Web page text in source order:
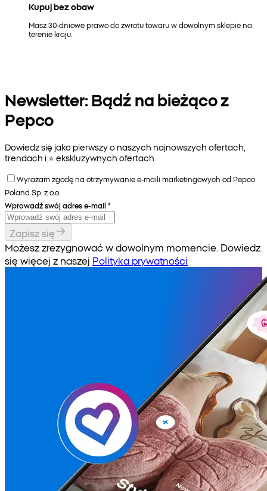
Kupuj bez obaw
Masz 30-dniowe prawo do zwrotu towaru w dowolnym sklepie na
terenie kraju.
Newsletter: Bądź na bieżąco z
Pepco
Dowiedz się jako pierwszy o naszych najnowszych ofertach,
trendach i ⭐️ ekskluzywnych ofertach.
Wyrażam zgodę na otrzymywanie e-maili marketingowych od Pepco
Poland Sp. z o.o.
Wprowadź swój adres e-mail *
Zapisz się
Możesz zrezygnować w dowolnym momencie. Dowiedz
się więcej z naszej Polityka prywatności